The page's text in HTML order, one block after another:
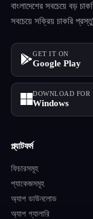
বাংলাদেশের সবচেয়ে বড়
সবচেয়ে সক্রিয় চাকরি
GET IT ON
Google Play
DOWNLOAD FOR
Windows
প্ল্যাটফর্ম
ফিচারসমূহ
প্যাকেজসমূহ
অ্যাপ ডাউনলোড
অ্যাপ গ্যালারি